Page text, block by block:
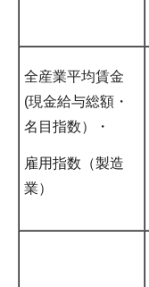
全産業平均賃金
(現金給与総額・
名目指数）・
雇用指数（製造
業）